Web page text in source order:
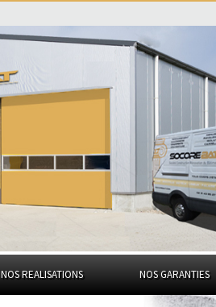
NOS REALISATIONS NOS GARANTIES